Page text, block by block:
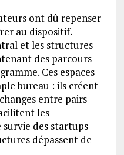
ont dû repenser
au dispositif.
et les structures
des parcours
Ces espaces
bureau : ils créent
entre pairs
les
des startups
dépassent de